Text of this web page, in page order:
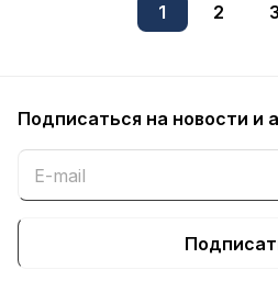
1 2 3
Подписаться на новости и